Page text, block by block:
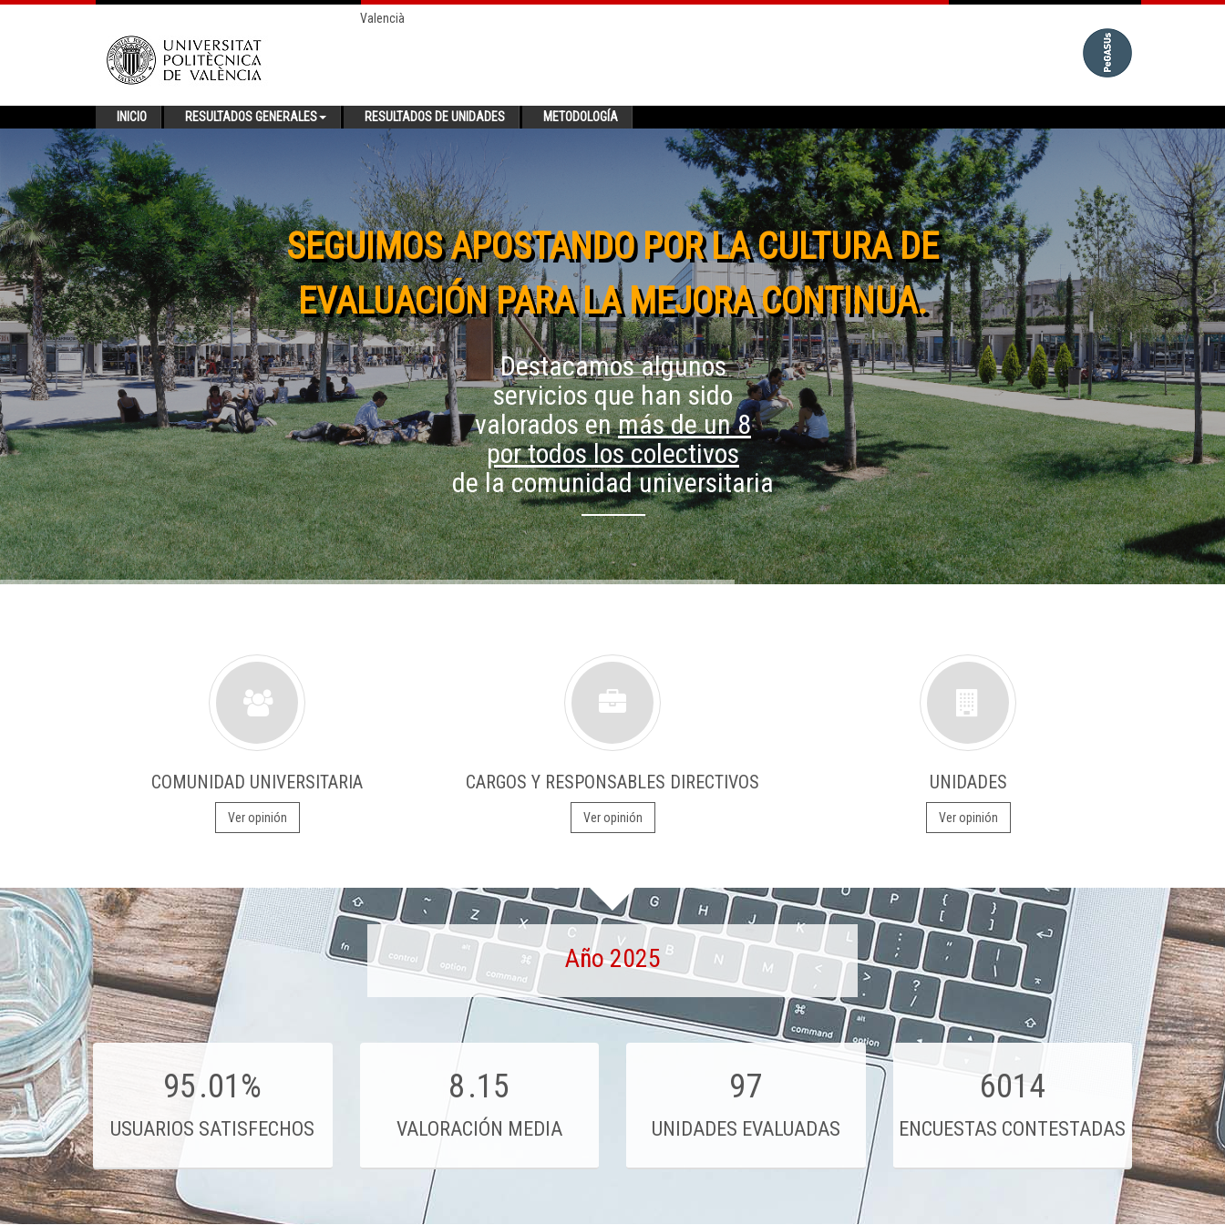
Valencià
INICIO RESULTADOS GENERALES RESULTADOS DE UNIDADES METODOLOGÍA
SEGUIMOS APOSTANDO POR LA CULTURA DE
EVALUACIÓN PARA LA MEJORA CONTINUA.
Destacamos algunos
servicios que han sido
valorados enmás de un 8
por todos los colectivos
de la comunidad universitaria
COMUNIDAD UNIVERSITARIA
Ver opinión
CARGOS Y RESPONSABLES DIRECTIVOS
Ver opinión
UNIDADES
Ver opinión
Año 2025
95.01%
USUARIOS SATISFECHOS
8.15
VALORACIÓN MEDIA
97
UNIDADES EVALUADAS
6014
ENCUESTAS CONTESTADAS